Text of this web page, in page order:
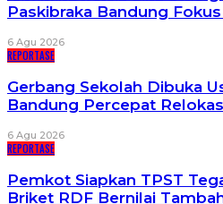
Paskibraka Bandung
6 Agu 2026
REPORTASE
Gerbang Sekolah Dibuka
Bandung Percepat
6 Agu 2026
REPORTASE
Pemkot Siapkan TPST
Briket RDF Bernilai